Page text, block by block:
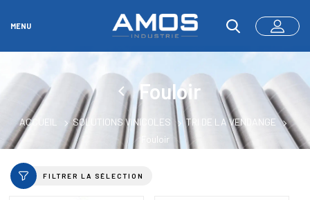
MENU
Fouloir
ACCUEIL SOLUTIONS VINICOLES
TRI DE LA VENDANGE
Fouloir
FILTRER LA SÉLECTION